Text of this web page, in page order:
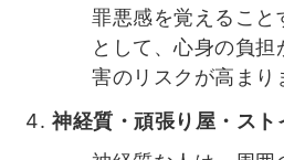
罪悪感を覚えること
として、心身の負
害のリスクが高まり
神経質・頑張り屋・スト